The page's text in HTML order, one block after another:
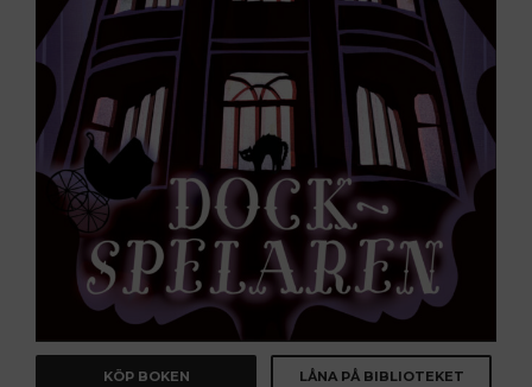
KÖP BOKEN LÅNA PÅ BIBLIOTEKET